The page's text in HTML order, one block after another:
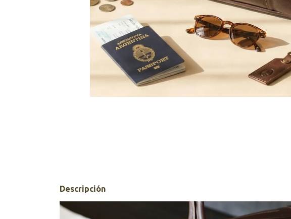
Descripción